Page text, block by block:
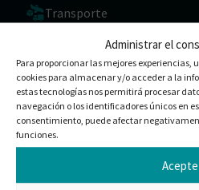
Administrar el
Para proporcionar las mejores
cookies para almacenar y/o acceder a la
estas tecnologías nos permitirá procesar
navegación o los identificadores únicos en
consentimiento, puede afectar
funciones.
Acepte
Transporte
Clientes